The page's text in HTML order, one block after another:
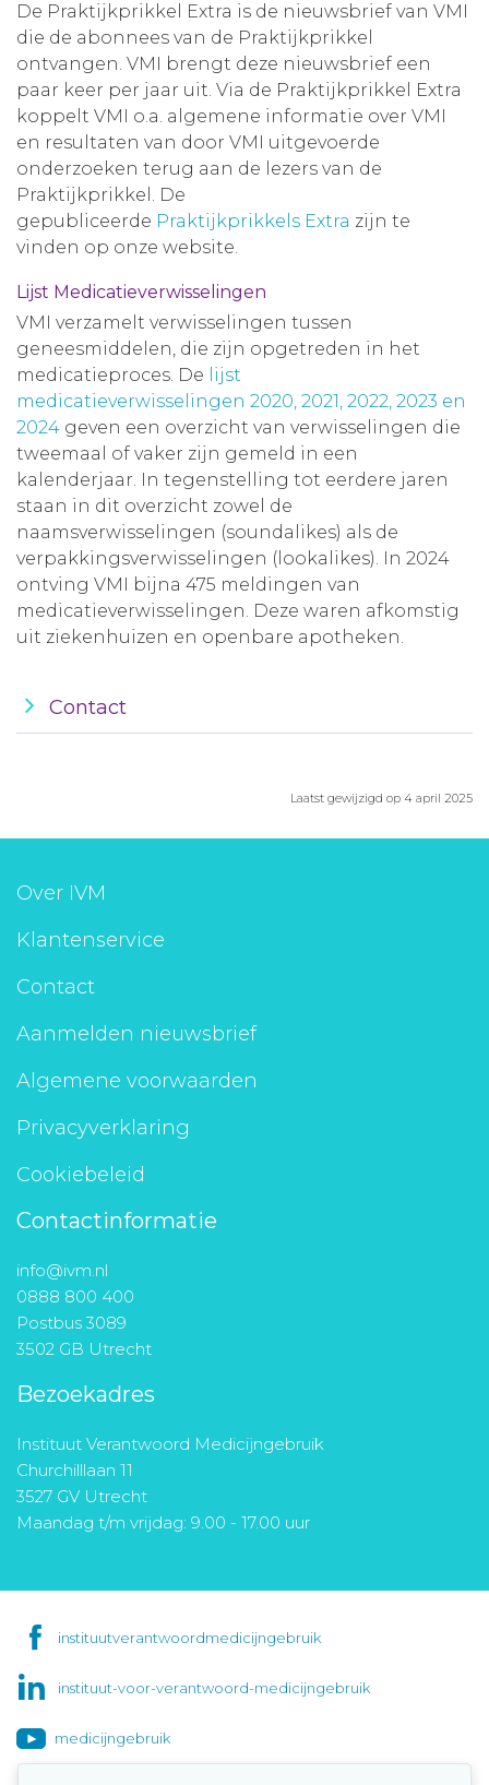
De Praktijkprikkel Extra is de nieuwsbrief van VMI
die de abonnees van de Praktijkprikkel
ontvangen. VMI brengt deze nieuwsbrief een
paar keer per jaar uit. Via de Praktijkprikkel Extra
koppelt VMI o.a. algemene informatie over VMI
en resultaten van door VMI uitgevoerde
onderzoeken terug aan de lezers van de
Praktijkprikkel. De
gepubliceerde Praktijkprikkels Extra zijn te
vinden op onze website.
Lijst Medicatieverwisselingen
VMI verzamelt verwisselingen tussen
geneesmiddelen, die zijn opgetreden in het
medicatieproces. De lijst
medicatieverwisselingen 2020, 2021, 2022, 2023 en
2024 geven een overzicht van verwisselingen die
tweemaal of vaker zijn gemeld in een
kalenderjaar. In tegenstelling tot eerdere jaren
staan in dit overzicht zowel de
naamsverwisselingen (soundalikes) als de
verpakkingsverwisselingen (lookalikes). In 2024
ontving VMI bijna 475 meldingen van
medicatieverwisselingen. Deze waren afkomstig
uit ziekenhuizen en openbare apotheken.
Contact
Laatst gewijzigd op 4 april 2025
Over IVM
Klantenservice
Contact
Aanmelden nieuwsbrief
Algemene voorwaarden
Privacyverklaring
Cookiebeleid
Contactinformatie
info@ivm.nl
0888 800 400
Postbus 3089
3502 GB Utrecht
Bezoekadres
Instituut Verantwoord Medicijngebruik
Churchilllaan 11
3527 GV Utrecht
Maandag t/m vrijdag: 9.00 - 17.00 uur
instituutverantwoordmedicijngebruik
instituut-voor-verantwoord-medicijngebruik
medicijngebruik